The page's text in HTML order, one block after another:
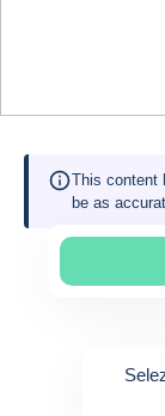
This content
be as